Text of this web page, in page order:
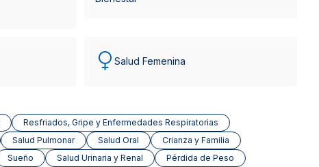
Salud Femenina
Resfriados, Gripe y Enfermedades Respiratorias
Salud Pulmonar Salud Oral
Crianza y Familia
Sueño Salud Urinaria y Renal Pérdida de Peso